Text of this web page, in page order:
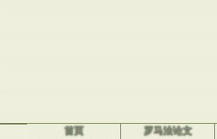
首页
罗马法论文